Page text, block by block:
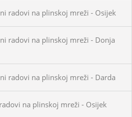
radovi na plinskoj mreži - Osijek
radovi na plinskoj mreži - Donja
radovi na plinskoj mreži - Darda
na plinskoj mreži - Osijek